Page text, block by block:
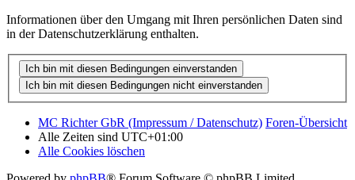
Informationen über den Umgang mit Ihren persönlichen Daten sind
in der Datenschutzerklärung enthalten.
MC Richter GbR (Impressum / Datenschutz) Foren-Übersicht
Alle Zeiten sind UTC+01:00
Alle Cookies löschen